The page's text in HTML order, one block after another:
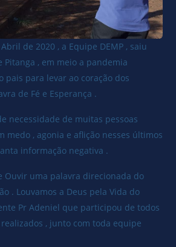
de 2020 , a Equipe DEMP , saiu
Pitanga , em meio a pandemia
pais para levar ao coração dos
de Fé e Esperança .
necessidade de muitas pessoas
medo , agonia e aflição nesses últimos
informação negativa .
Ouvir uma palavra direcionada do
. Louvamos a Deus pela Vida do
Pr Adeniel que participou de todos
, junto com toda equipe